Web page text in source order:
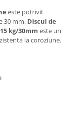
este potrivit
30 mm. Discul de
kg/30mm este un
la coroziune.